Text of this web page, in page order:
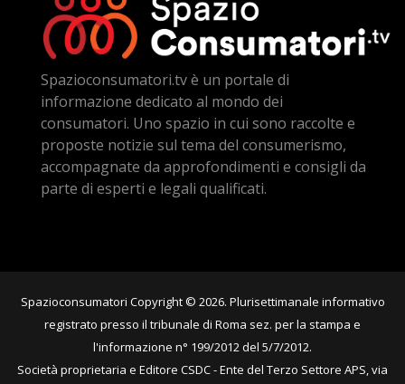
Spazioconsumatori.tv è un portale di
informazione dedicato al mondo dei
consumatori. Uno spazio in cui sono raccolte e
proposte notizie sul tema del consumerismo,
accompagnate da approfondimenti e consigli da
parte di esperti e legali qualificati.
Spazioconsumatori Copyright © 2026. Plurisettimanale informativo
registrato presso il tribunale di Roma sez. per la stampa e
l'informazione n° 199/2012 del 5/7/2012.
Società proprietaria e Editore CSDC - Ente del Terzo Settore APS, via